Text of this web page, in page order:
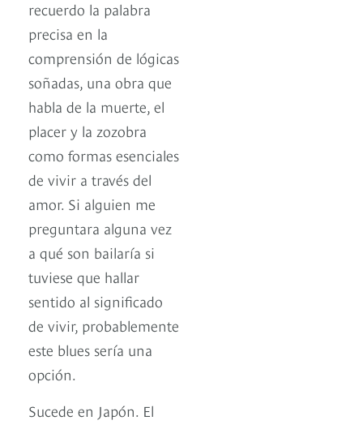
recuerdo la palabra
precisa en la
comprensión de lógicas
soñadas, una obra que
habla de la muerte, el
placer y la zozobra
como formas esenciales
de vivir a través del
amor. Si alguien me
preguntara alguna vez
a qué son bailaría si
tuviese que hallar
sentido al significado
de vivir, probablemente
este blues sería una
opción.
Sucede en Japón. El